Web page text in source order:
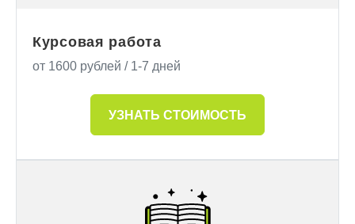
Курсовая работа
от 1600 рублей / 1-7 дней
УЗНАТЬ СТОИМОСТЬ